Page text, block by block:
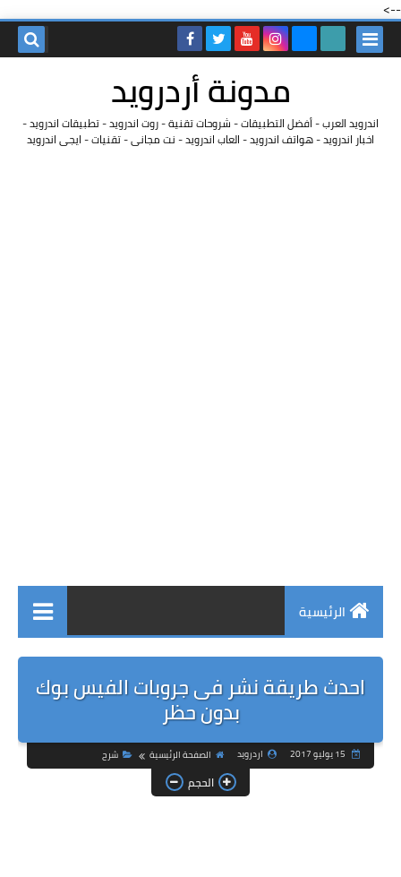
-->
مدونة أردرويد
اندرويد العرب - أفضل التطبيقات - شروحات تقنية - روت اندرويد - تطبيقات اندرويد -
اخبار اندرويد - هواتف اندرويد - العاب اندرويد - نت مجانى - تقنيات - ايجى اندرويد
الرئيسية
احدث طريقة نشر فى جروبات الفيس بوك
بدون حظر
اردرويد الصفحة الرئيسية شرح
الحجم